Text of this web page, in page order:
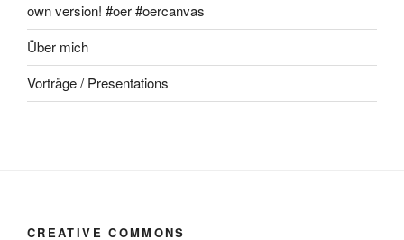
own version! #oer #oercanvas
Über mich
Vorträge / Presentations
CREATIVE COMMONS